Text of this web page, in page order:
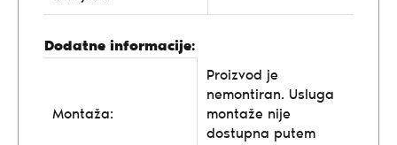
Dodatne informacije:
Montaža:
Proizvod je
nemontiran. Usluga
montaže nije
dostupna putem